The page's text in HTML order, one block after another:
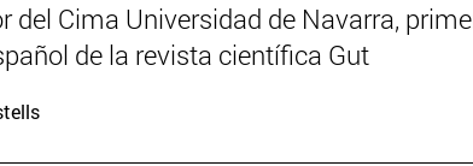
del Cima Universidad de Navarra,
de la revista científica Gut